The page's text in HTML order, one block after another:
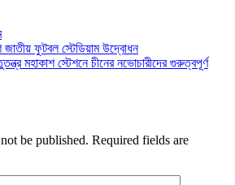
জাতীয় ফুটবল স্টেডিয়াম উদ্বোধন
মহাকাশ স্টেশনে চীনের নভোচারীদের গুরুত্বপূর্ণ
be published. Required fields are